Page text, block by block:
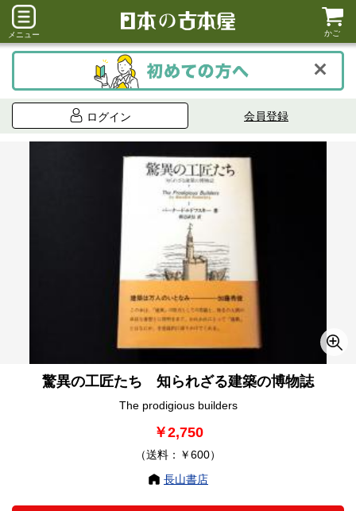
メニュー かご
ログイン 会員登録
驚異の工匠たち 知られざる建築の博物誌
The prodigious builders
￥2,750
（送料：￥600）
長山書店